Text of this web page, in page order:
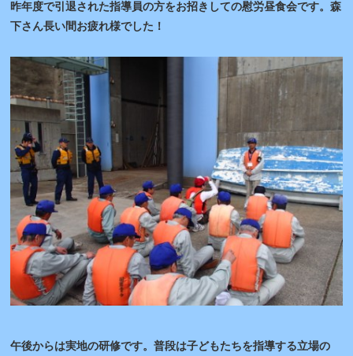
昨年度で引退された指導員の方をお招きしての慰労昼食会です。森
下さん長い間お疲れ様でした！
午後からは実地の研修です。普段は子どもたちを指導する立場の